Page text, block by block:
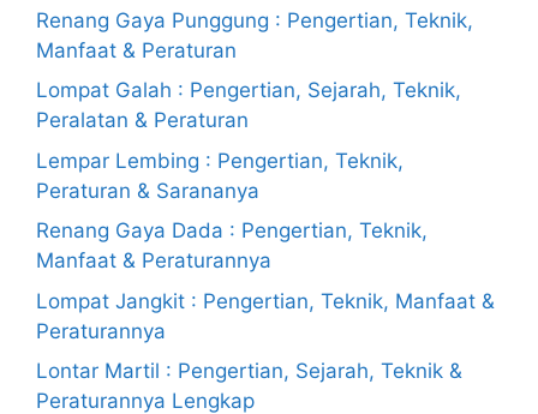
Renang Gaya Punggung : Pengertian, Teknik,
Manfaat & Peraturan
Lompat Galah : Pengertian, Sejarah, Teknik,
Peralatan & Peraturan
Lempar Lembing : Pengertian, Teknik,
Peraturan & Sarananya
Renang Gaya Dada : Pengertian, Teknik,
Manfaat & Peraturannya
Lompat Jangkit : Pengertian, Teknik, Manfaat &
Peraturannya
Lontar Martil : Pengertian, Sejarah, Teknik &
Peraturannya Lengkap